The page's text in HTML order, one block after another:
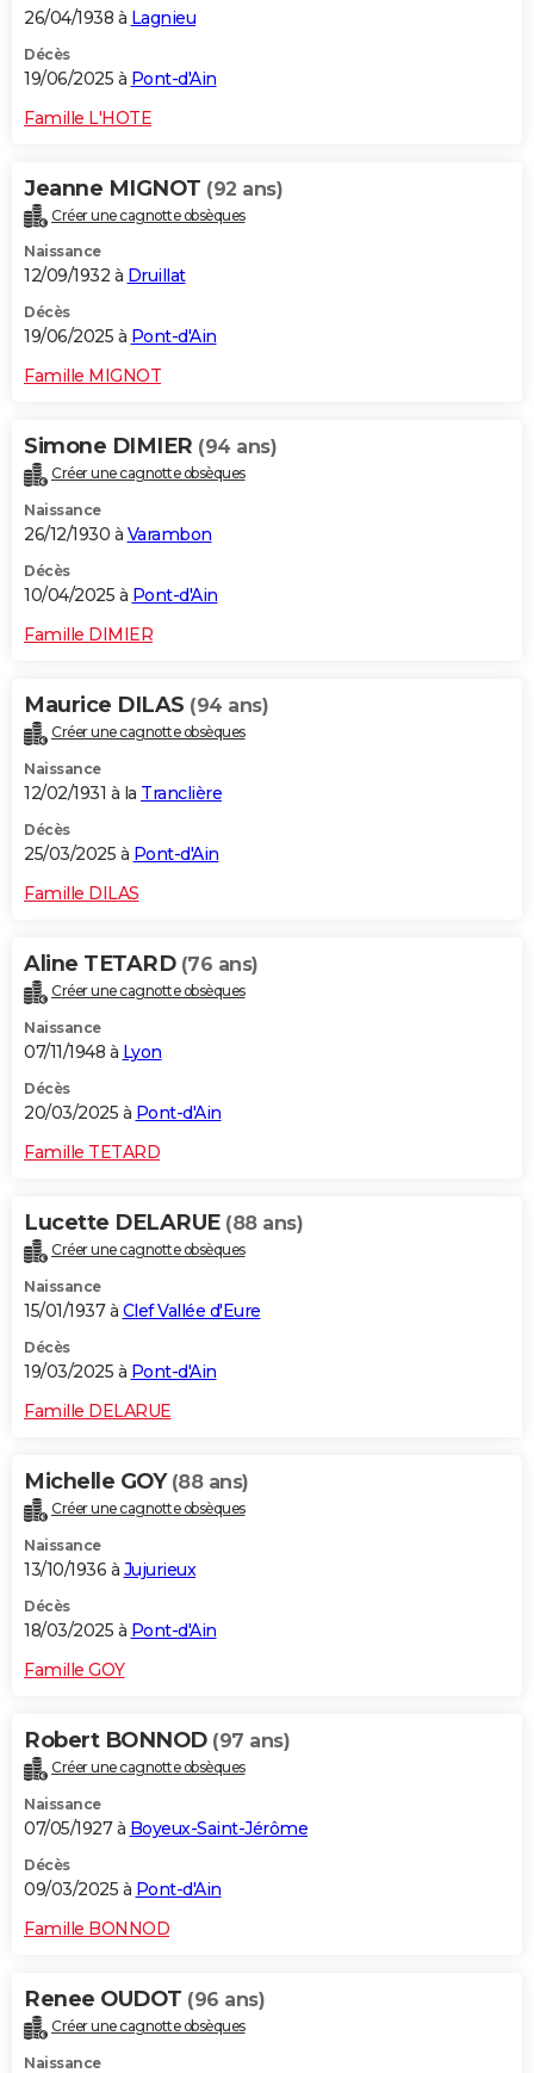
26/04/1938 à Lagnieu
Décès
19/06/2025 à Pont-d'Ain
Famille L'HOTE
Jeanne MIGNOT (92 ans)
Créer une cagnotte obsèques
Naissance
12/09/1932 à Druillat
Décès
19/06/2025 à Pont-d'Ain
Famille MIGNOT
Simone DIMIER (94 ans)
Créer une cagnotte obsèques
Naissance
26/12/1930 à Varambon
Décès
10/04/2025 à Pont-d'Ain
Famille DIMIER
Maurice DILAS (94 ans)
Créer une cagnotte obsèques
Naissance
12/02/1931 à la Tranclière
Décès
25/03/2025 à Pont-d'Ain
Famille DILAS
Aline TETARD (76 ans)
Créer une cagnotte obsèques
Naissance
07/11/1948 à Lyon
Décès
20/03/2025 à Pont-d'Ain
Famille TETARD
Lucette DELARUE (88 ans)
Créer une cagnotte obsèques
Naissance
15/01/1937 à Clef Vallée d'Eure
Décès
19/03/2025 à Pont-d'Ain
Famille DELARUE
Michelle GOY (88 ans)
Créer une cagnotte obsèques
Naissance
13/10/1936 à Jujurieux
Décès
18/03/2025 à Pont-d'Ain
Famille GOY
Robert BONNOD (97 ans)
Créer une cagnotte obsèques
Naissance
07/05/1927 à Boyeux-Saint-Jérôme
Décès
09/03/2025 à Pont-d'Ain
Famille BONNOD
Renee OUDOT (96 ans)
Créer une cagnotte obsèques
Naissance